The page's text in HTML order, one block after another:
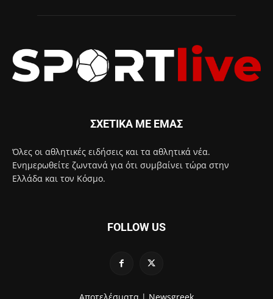
ΣΧΕΤΙΚΑ ΜΕ ΕΜΑΣ
Όλες οι αθλητικές ειδήσεις και τα αθλητικά νέα.
Ενημερωθείτε ζωντανά για ότι συμβαίνει τώρα στην
Ελλάδα και τον Κόσμο.
FOLLOW US